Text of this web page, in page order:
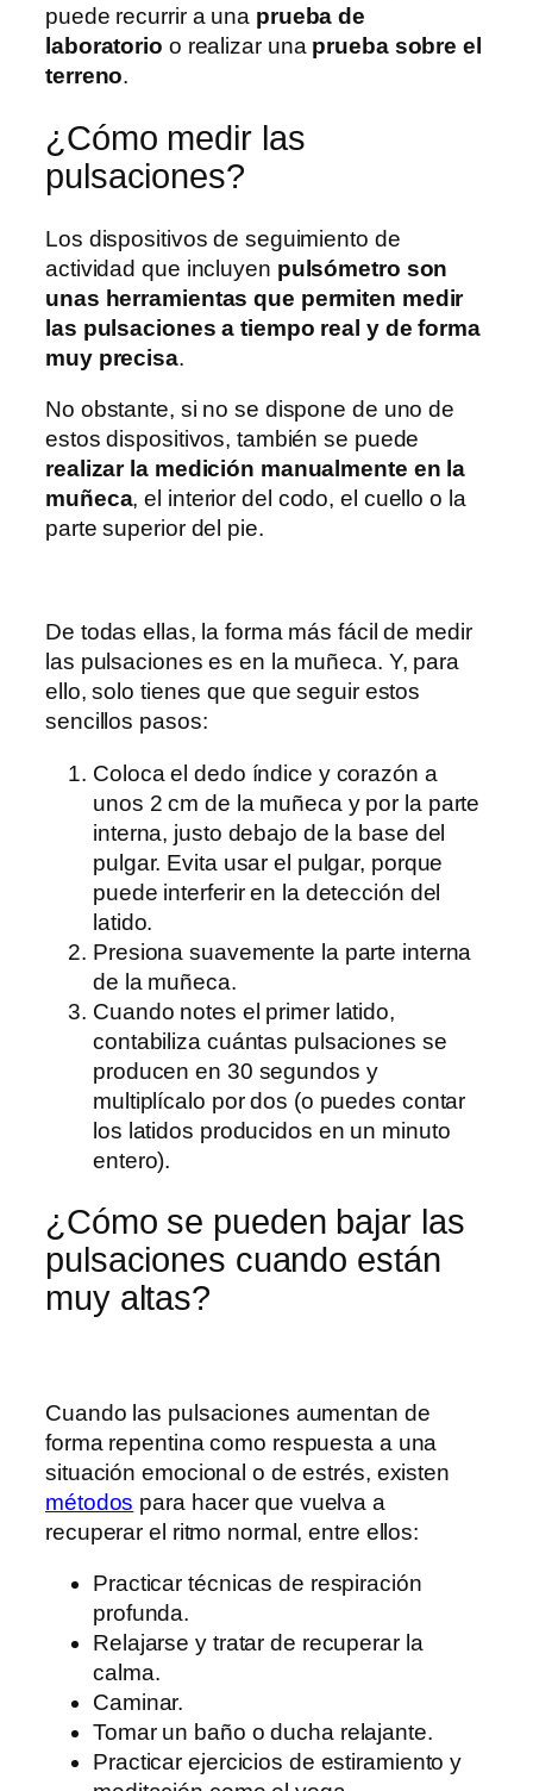
puede recurrir a una prueba de
laboratorio o realizar una prueba sobre el
terreno.
¿Cómo medir las
pulsaciones?
Los dispositivos de seguimiento de
actividad que incluyen pulsómetro son
unas herramientas que permiten medir
las pulsaciones a tiempo real y de forma
muy precisa.
No obstante, si no se dispone de uno de
estos dispositivos, también se puede
realizar la medición manualmente en la
muñeca, el interior del codo, el cuello o la
parte superior del pie.
De todas ellas, la forma más fácil de medir
las pulsaciones es en la muñeca. Y, para
ello, solo tienes que que seguir estos
sencillos pasos:
Coloca el dedo índice y corazón a
unos 2 cm de la muñeca y por la parte
interna, justo debajo de la base del
pulgar. Evita usar el pulgar, porque
puede interferir en la detección del
latido.
Presiona suavemente la parte interna
de la muñeca.
Cuando notes el primer latido,
contabiliza cuántas pulsaciones se
producen en 30 segundos y
multiplícalo por dos (o puedes contar
los latidos producidos en un minuto
entero).
¿Cómo se pueden bajar las
pulsaciones cuando están
muy altas?
Cuando las pulsaciones aumentan de
forma repentina como respuesta a una
situación emocional o de estrés, existen
métodos para hacer que vuelva a
recuperar el ritmo normal, entre ellos:
Practicar técnicas de respiración
profunda.
Relajarse y tratar de recuperar la
calma.
Caminar.
Tomar un baño o ducha relajante.
Practicar ejercicios de estiramiento y